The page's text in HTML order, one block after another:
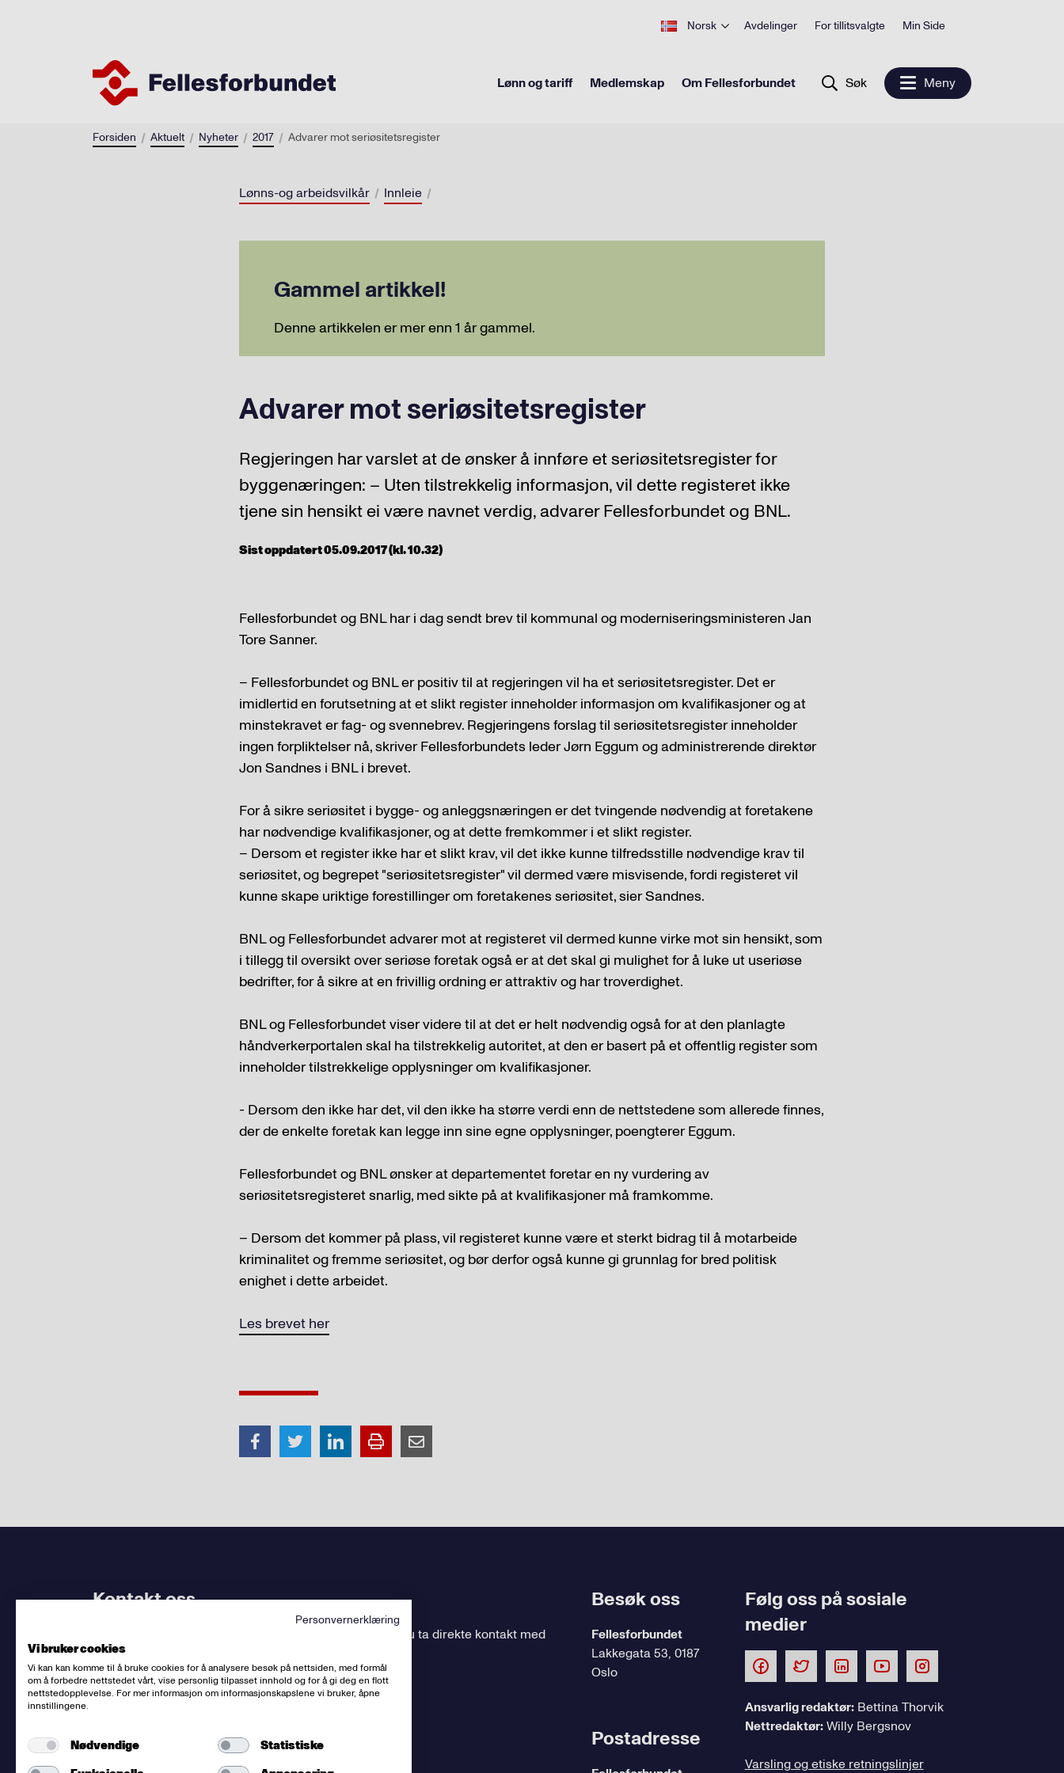
Norsk Avdelinger For tillitsvalgte Min Side
Lønn og tariff Medlemskap Om Fellesforbundet Søk Meny
Forsiden Aktuelt Nyheter 2017 Advarer mot seriøsitetsregister
Lønns-og arbeidsvilkår Innleie
Gammel artikkel!
Denne artikkelen er mer enn 1 år gammel.
Advarer mot seriøsitetsregister
Regjeringen har varslet at de ønsker å innføre et seriøsitetsregister for
byggenæringen: – Uten tilstrekkelig informasjon, vil dette registeret ikke
tjene sin hensikt ei være navnet verdig, advarer Fellesforbundet og BNL.
Sist oppdatert 05.09.2017 (kl. 10.32)
Fellesforbundet og BNL har i dag sendt brev til kommunal og moderniseringsministeren Jan
Tore Sanner.
– Fellesforbundet og BNL er positiv til at regjeringen vil ha et seriøsitetsregister. Det er
imidlertid en forutsetning at et slikt register inneholder informasjon om kvalifikasjoner og at
minstekravet er fag- og svennebrev. Regjeringens forslag til seriøsitetsregister inneholder
ingen forpliktelser nå, skriver Fellesforbundets leder Jørn Eggum og administrerende direktør
Jon Sandnes i BNL i brevet.
For å sikre seriøsitet i bygge- og anleggsnæringen er det tvingende nødvendig at foretakene
har nødvendige kvalifikasjoner, og at dette fremkommer i et slikt register.
– Dersom et register ikke har et slikt krav, vil det ikke kunne tilfredsstille nødvendige krav til
seriøsitet, og begrepet "seriøsitetsregister" vil dermed være misvisende, fordi registeret vil
kunne skape uriktige forestillinger om foretakenes seriøsitet, sier Sandnes.
BNL og Fellesforbundet advarer mot at registeret vil dermed kunne virke mot sin hensikt, som
i tillegg til oversikt over seriøse foretak også er at det skal gi mulighet for å luke ut useriøse
bedrifter, for å sikre at en frivillig ordning er attraktiv og har troverdighet.
BNL og Fellesforbundet viser videre til at det er helt nødvendig også for at den planlagte
håndverkerportalen skal ha tilstrekkelig autoritet, at den er basert på et offentlig register som
inneholder tilstrekkelige opplysninger om kvalifikasjoner.
- Dersom den ikke har det, vil den ikke ha større verdi enn de nettstedene som allerede finnes,
der de enkelte foretak kan legge inn sine egne opplysninger, poengterer Eggum.
Fellesforbundet og BNL ønsker at departementet foretar en ny vurdering av
seriøsitetsregisteret snarlig, med sikte på at kvalifikasjoner må framkomme.
– Dersom det kommer på plass, vil registeret kunne være et sterkt bidrag til å motarbeide
kriminalitet og fremme seriøsitet, og bør derfor også kunne gi grunnlag for bred politisk
enighet i dette arbeidet.
Les brevet her
Kontakt oss
, kan du ta direkte kontakt med
dem.
Sentralbord:(+47) 23 06 31 00
Fellesforbundet
org.nr: 950956828
Om personvern og informasjonskapsler
Besøk oss
Fellesforbundet
Lakkegata 53, 0187
Oslo
Postadresse
Følg oss på sosiale
medier
Ansvarlig redaktør:Bettina Thorvik
Nettredaktør:Willy Bergsnov
Varsling og etiske retningslinjer
Personvernerklæring
Vi bruker cookies
Vi kan kan komme til å bruke cookies for å analysere besøk på nettsiden, med formål
om å forbedre nettstedet vårt, vise personlig tilpasset innhold og for å gi deg en flott
nettstedopplevelse. For mer informasjon om informasjonskapslene vi bruker, åpne
innstillingene.
Nødvendige
Statistiske